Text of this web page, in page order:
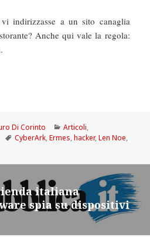
indirizzasse a un sito canaglia
Anche qui vale la regola:
Di Corinto Categorie
Articoli,
Tag
CyberArk,Ermes,hacker,Len Noe,
italiana
spia su dispositivi